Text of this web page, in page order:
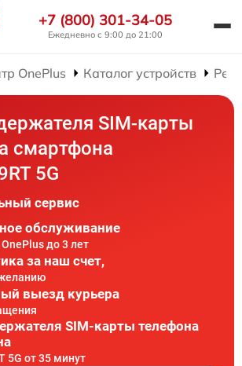
+7 (800) 301-34-05
Ежедневно с 9:00 до 21:00
OnePlus Каталог устройств
SIM-карты
смартфона
5G
сервис
обслуживание
до 3 лет
за наш счет,
выезд курьера
SIM-карты телефона
5G от 35 минут